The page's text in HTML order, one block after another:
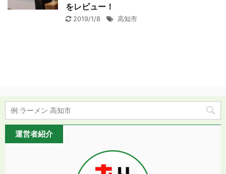
をレビュー！
2019/1/8 高知市
運営者紹介